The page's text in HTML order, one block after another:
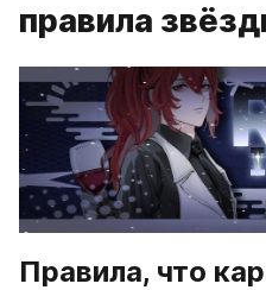
правила
Правила, что